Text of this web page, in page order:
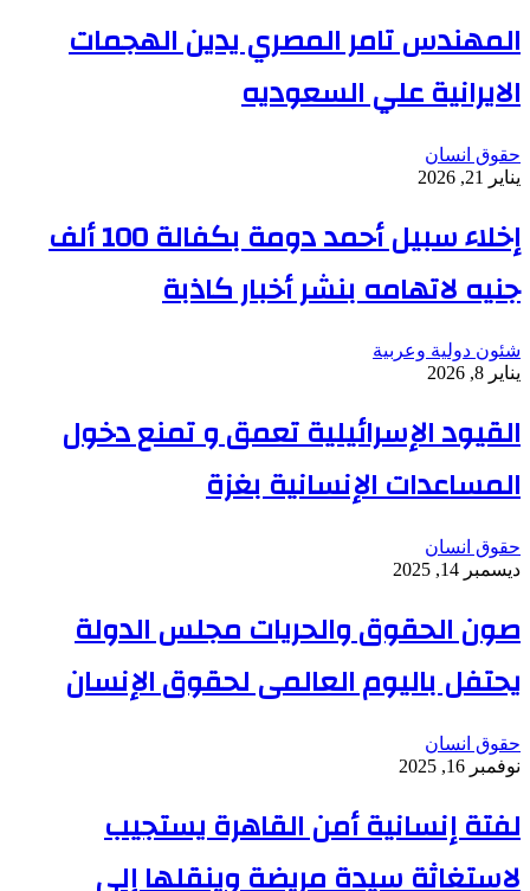
المهندس تامر المصري يدين الهجمات
الايرانية علي السعوديه
حقوق انسان
يناير 21, 2026
إخلاء سبيل أحمد دومة بكفالة 100 ألف
جنيه لاتهامه بنشر أخبار كاذبة
شئون دولية وعربية
يناير 8, 2026
القيود الإسرائيلية تعمق و تمنع دخول
المساعدات الإنسانية بغزة
حقوق انسان
ديسمبر 14, 2025
صون الحقوق والحريات مجلس الدولة
يحتفل باليوم العالمى لحقوق الإنسان
حقوق انسان
نوفمبر 16, 2025
لفتة إنسانية أمن القاهرة يستجيب
لاستغاثة سيدة مريضة وينقلها إلى